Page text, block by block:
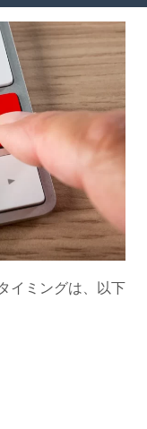
イミングは、以下